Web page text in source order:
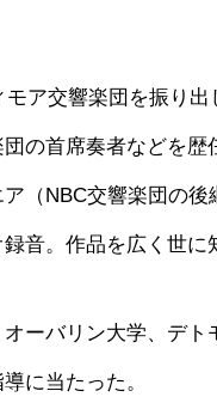
ア交響楽団を振り
の首席奏者などを
（NBC交響楽団の
音。作品を広く世に
ーバリン大学、デ
に当たった。